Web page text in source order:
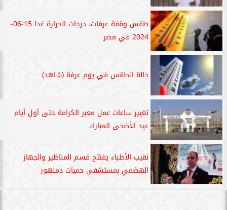
طقس وقفة عرفات، درجات الحرارة غدا 15-06-
2024 في مصر
حالة الطقس في يوم عرفة (شاهد)
تغيير ساعات عمل معبر الكرامة حتى أول أيام
عيد الأضحى المبارك
نقيب الأطباء يفتتح قسم المناظير والجهاز
الهضمي بمستشفى حميات دمنهور